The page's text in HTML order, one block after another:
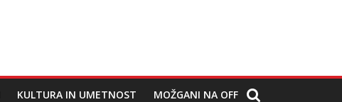
KULTURA IN UMETNOST MOŽGANI NA OFF